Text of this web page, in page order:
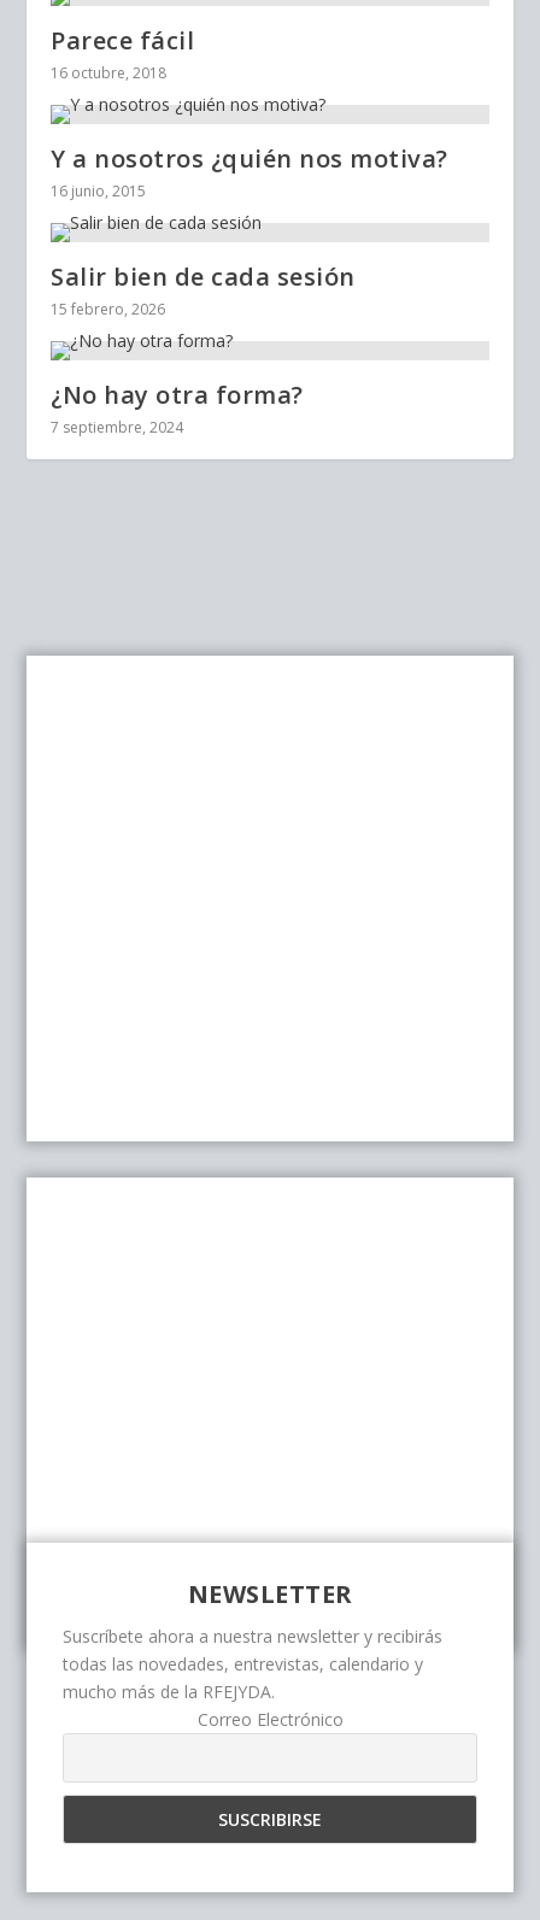
Parece fácil
16 octubre, 2018
Y a nosotros ¿quién nos motiva?
16 junio, 2015
Salir bien de cada sesión
15 febrero, 2026
¿No hay otra forma?
7 septiembre, 2024
NEWSLETTER
Suscríbete ahora a nuestra newsletter y recibirás
todas las novedades, entrevistas, calendario y
mucho más de la RFEJYDA.
Correo Electrónico